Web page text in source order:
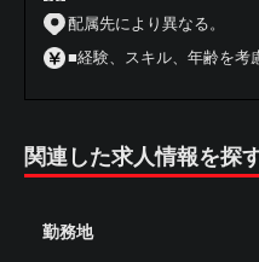
配属先により異なる。
■経験、スキル、年齢を考
関連した求人情報を探
勤務地